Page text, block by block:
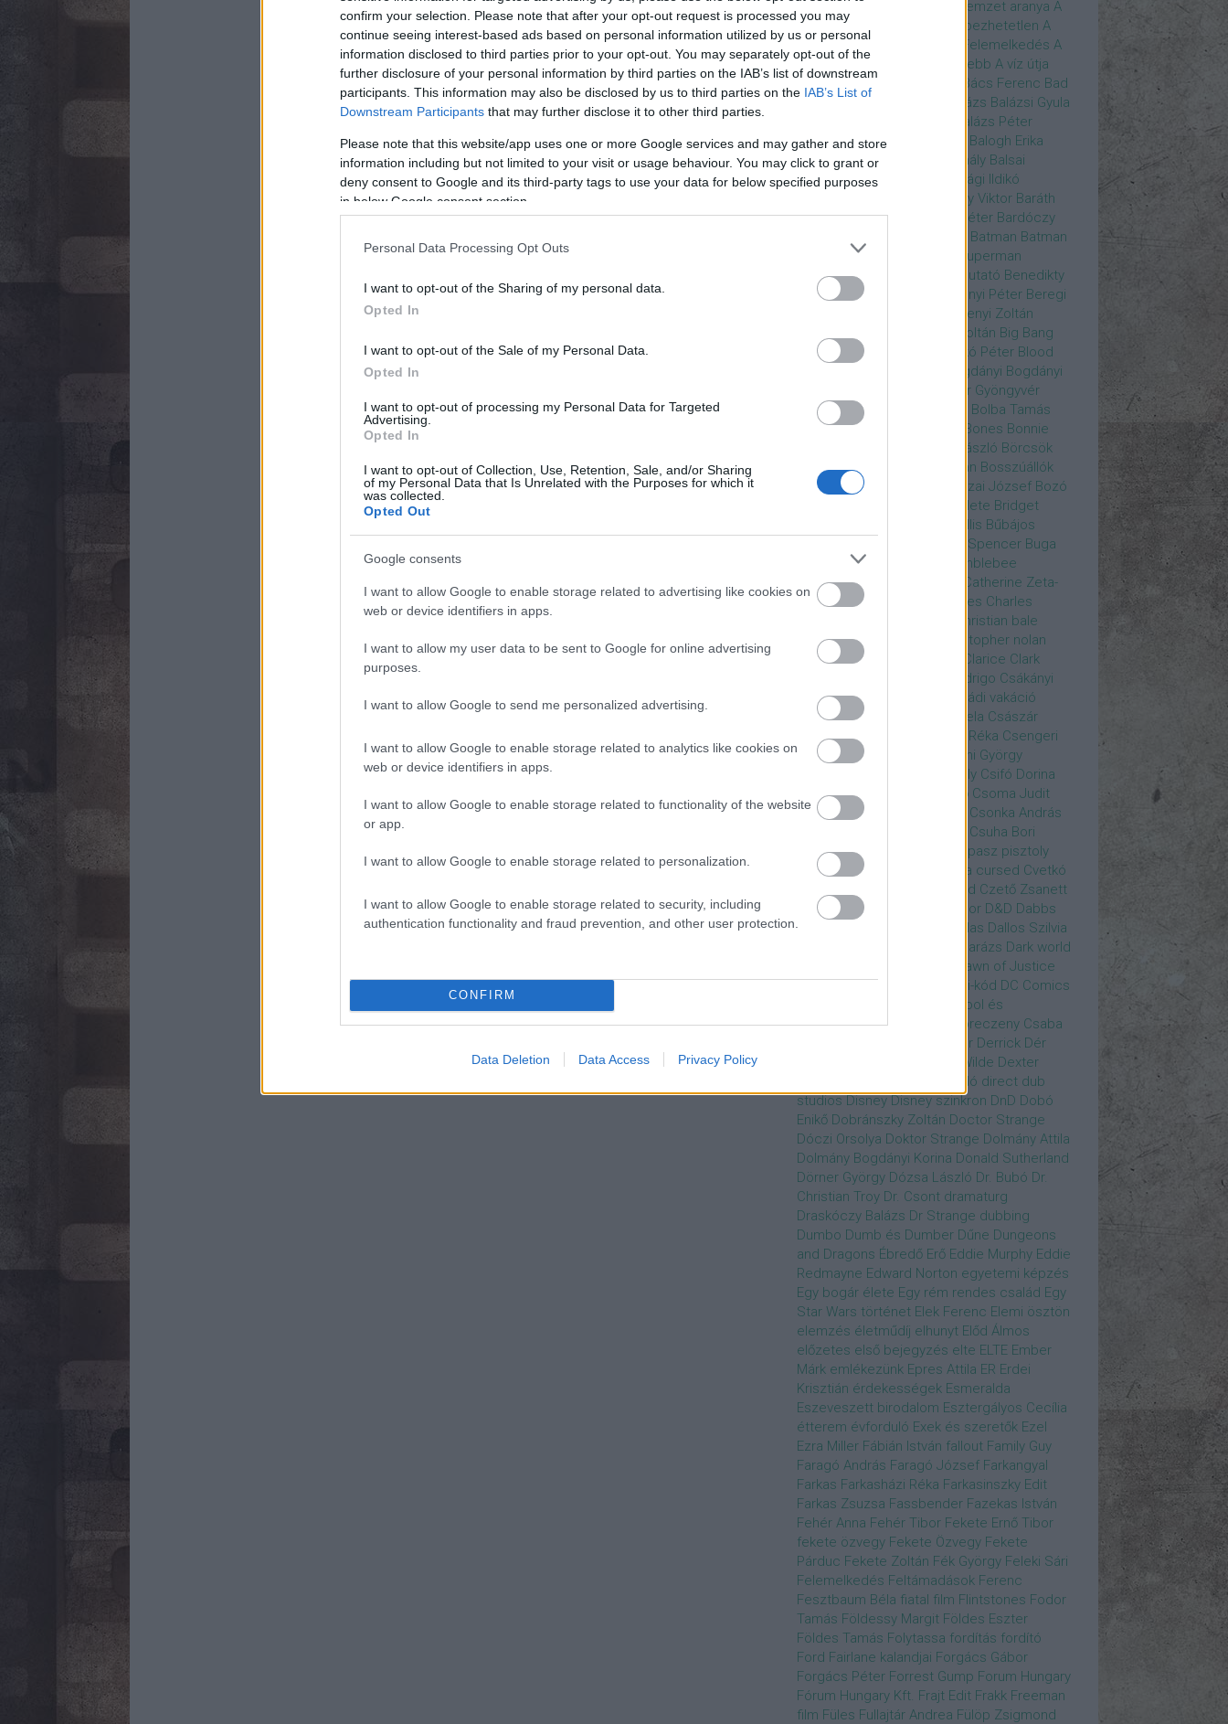
confirm your selection. Please note that after your opt-out request is processed you may
continue seeing interest-based ads based on personal information utilized by us or personal
information disclosed to third parties prior to your opt-out. You may separately opt-out of the
further disclosure of your personal information by third parties on the IAB’s list of downstream
participants. This information may also be disclosed by us to third parties on the IAB’s List of
Downstream Participants that may further disclose it to other third parties.
Please note that this website/app uses one or more Google services and may gather and store
information including but not limited to your visit or usage behaviour. You may click to grant or
deny consent to Google and its third-party tags to use your data for below specified purposes
in below Google consent section.
Personal Data Processing Opt Outs
I want to opt-out of the Sharing of my personal data.
Opted In
I want to opt-out of the Sale of my Personal Data.
Opted In
I want to opt-out of processing my Personal Data for Targeted
Advertising.
Opted In
I want to opt-out of Collection, Use, Retention, Sale, and/or Sharing
of my Personal Data that Is Unrelated with the Purposes for which it
was collected.
Opted Out
Google consents
I want to allow Google to enable storage related to advertising like cookies on
web or device identifiers in apps.
I want to allow my user data to be sent to Google for online advertising
purposes.
I want to allow Google to send me personalized advertising.
I want to allow Google to enable storage related to analytics like cookies on
web or device identifiers in apps.
I want to allow Google to enable storage related to functionality of the website
or app.
I want to allow Google to enable storage related to personalization.
I want to allow Google to enable storage related to security, including
authentication functionality and fraud prevention, and other user protection.
CONFIRM
Data Deletion Data Access Privacy Policy
beszéde A kis hableány A nemzet aranya A
Notre Dame i toronyőr
A sebezhetetlen A
sötét lovag A sötét lovag - Felemelkedés A
szomszéd nője mindig zöldebb A víz útja
Baby Driver Bácskai János Bács Ferenc Bad
Boys Bajos csajok Balázs Balázsi Gyula
Balázs Péter
Baldurs Gate 3
Balogh Erika
Balogh Mix Stúdió
Balog Mihály Balsai
Mónika Bánfalvi Eszter
Bánsági Ildikó
Baradlay Viktor Baráth
István Barát Attia Barbinek Péter Bardóczy
Batman Batman
Superman ellen
Batman v Superman
Beetlejuice
bemutató Benedikty
Marcell
Benkő Péter Bercsényi Péter Beregi
Berzsenyi Zoltán
Bezerédi Zoltán Big Bang
Media Kft.
Blake Lively Blaskó Péter Blood
Bogdányi Bogdányi
Bognár Gyöngyvér
Bognár Tamás
Bolba Tamás
Boldog Gábor
Bones Bonnie
Borbély László Börcsök
Enikő Boros Zoltán Bor Zoltán Bosszúállók
Botár Endre
Bozai József Bozó
Brian élete Bridget
Bruce Willis Bűbájos
Bud Spencer Buga
bukott birodalom
Bumblebee
Cameron Diaz
Catherine Zeta-
Jones CD Projekt Red Charles Charles
christian bale
Christopher Eccleston
christopher nolan
Chris Hemsworth
Clarice Clark
Crespo Rodrigo Csákányi
Eszter Csákányi László
Családi vakáció
Csankó Zoltán
Császár Angela Császár
Róbert Cseke Péter Csellár Réka Csengeri
Attila
Csere Ágnes
Cserhalmi György
Csiby Gergely Csifó Dorina
Csillagok Háborúja
Csodanő Csoma Judit
Csomós Mari
Csonka András
Csuha Bori
Csuha Lajos
Csupasz pisztoly
Csurka László
Csűrös Karola cursed Cvetkó
Czető Roland Czető Zsanett
Czigány Judit
Czvetkó Sándor D&D Dabbs
Greer
Dallas Dallos Szilvia
Darázs Dark world
Dawn of Justice
Days of Future Past
Da Vinci-kód DC Comics
Deadpool és
Rozsomák Dead To Me
Debreczeny Csaba
Denevérember Derrick Dér
Devora Wilde Dexter
díjátadó direct dub
studios Disney Disney szinkron DnD Dobó
Enikő Dobránszky Zoltán Doctor Strange
Dóczi Orsolya Doktor Strange Dolmány Attila
Dolmány Bogdányi Korina Donald Sutherland
Dörner György Dózsa László Dr. Bubó Dr.
Christian Troy Dr. Csont dramaturg
Draskóczy Balázs Dr Strange dubbing
Dumbo Dumb és Dumber Dűne Dungeons
and Dragons Ébredő Erő Eddie Murphy Eddie
Redmayne Edward Norton egyetemi képzés
Egy bogár élete Egy rém rendes család Egy
Star Wars történet Elek Ferenc Elemi ösztön
elemzés életműdíj elhunyt Előd Álmos
előzetes első bejegyzés elte ELTE Ember
Márk emlékezünk Epres Attila ER Erdei
Krisztián érdekességek Esmeralda
Eszeveszett birodalom Esztergályos Cecília
étterem évforduló Exek és szeretők Ezel
Ezra Miller Fábián István fallout Family Guy
Faragó András Faragó József Farkangyal
Farkas Farkasházi Réka Farkasinszky Edit
Farkas Zsuzsa Fassbender Fazekas István
Fehér Anna Fehér Tibor Fekete Ernő Tibor
fekete özvegy Fekete Özvegy Fekete
Párduc Fekete Zoltán Fék György Feleki Sári
Felemelkedés Feltámadások Ferenc
Fesztbaum Béla fiatal film Flintstones Fodor
Tamás Földessy Margit Földes Eszter
Földes Tamás Folytassa fordítás fordító
Ford Fairlane kalandjai Forgács Gábor
Forgács Péter Forrest Gump Forum Hungary
Fórum Hungary Kft. Frajt Edit Frakk Freeman
film Füles Fullajtár Andrea Fülöp Zsigmond